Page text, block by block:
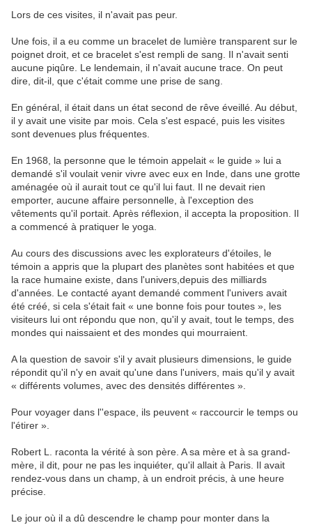
Lors de ces visites, il n'avait pas peur.
Une fois, il a eu comme un bracelet de lumière transparent sur le
poignet droit, et ce bracelet s'est rempli de sang. Il n'avait senti
aucune piqûre. Le lendemain, il n'avait aucune trace. On peut
dire, dit-il, que c'était comme une prise de sang.
En général, il était dans un état second de rêve éveillé. Au début,
il y avait une visite par mois. Cela s'est espacé, puis les visites
sont devenues plus fréquentes.
En 1968, la personne que le témoin appelait « le guide » lui a
demandé s'il voulait venir vivre avec eux en Inde, dans une grotte
aménagée où il aurait tout ce qu'il lui faut. Il ne devait rien
emporter, aucune affaire personnelle, à l'exception des
vêtements qu'il portait. Après réflexion, il accepta la proposition. Il
a commencé à pratiquer le yoga.
Au cours des discussions avec les explorateurs d'étoiles, le
témoin a appris que la plupart des planètes sont habitées et que
la race humaine existe, dans l'univers,depuis des milliards
d'années. Le contacté ayant demandé comment l'univers avait
été créé, si cela s'était fait « une bonne fois pour toutes », les
visiteurs lui ont répondu que non, qu'il y avait, tout le temps, des
mondes qui naissaient et des mondes qui mourraient.
A la question de savoir s'il y avait plusieurs dimensions, le guide
répondit qu'il n'y en avait qu'une dans l'univers, mais qu'il y avait
« différents volumes, avec des densités différentes ».
Pour voyager dans l''espace, ils peuvent « raccourcir le temps ou
l'étirer ».
Robert L. raconta la vérité à son père. A sa mère et à sa grand-
mère, il dit, pour ne pas les inquiéter, qu'il allait à Paris. Il avait
rendez-vous dans un champ, à un endroit précis, à une heure
précise.
Le jour où il a dû descendre le champ pour monter dans la